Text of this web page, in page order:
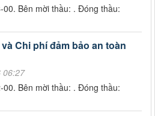
00. Bên mời thầu: . Đóng thầu:
Chi phí đảm bảo an toàn
06:27
00. Bên mời thầu: . Đóng thầu: